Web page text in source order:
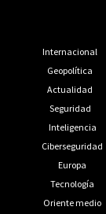
Internacional
Geopolítica
Actualidad
Seguridad
Inteligencia
Ciberseguridad
Europa
Tecnología
Oriente medio